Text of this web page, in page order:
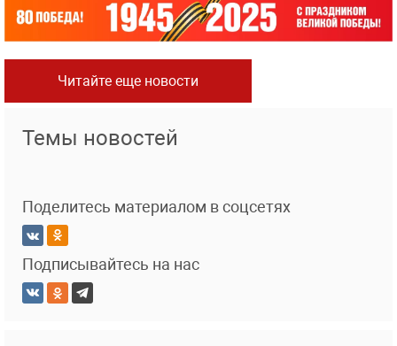
Читайте еще новости
Темы новостей
Поделитесь материалом в соцсетях
Подписывайтесь на нас